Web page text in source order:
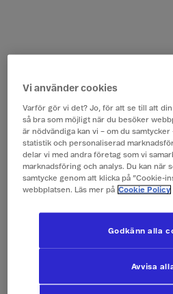
Vi använder cookies
Varför gör vi det? Jo, för att se till att
så bra som möjligt när du besöker
är nödvändiga kan vi – om du
statistik och personaliserad
delar vi med andra företag som vi
marknadsföring och analys. Du kan när
samtycke genom att klicka på ”Cookie-
webbplatsen. Läs mer på Cookie Policy
Avvisa
Godkänn alla